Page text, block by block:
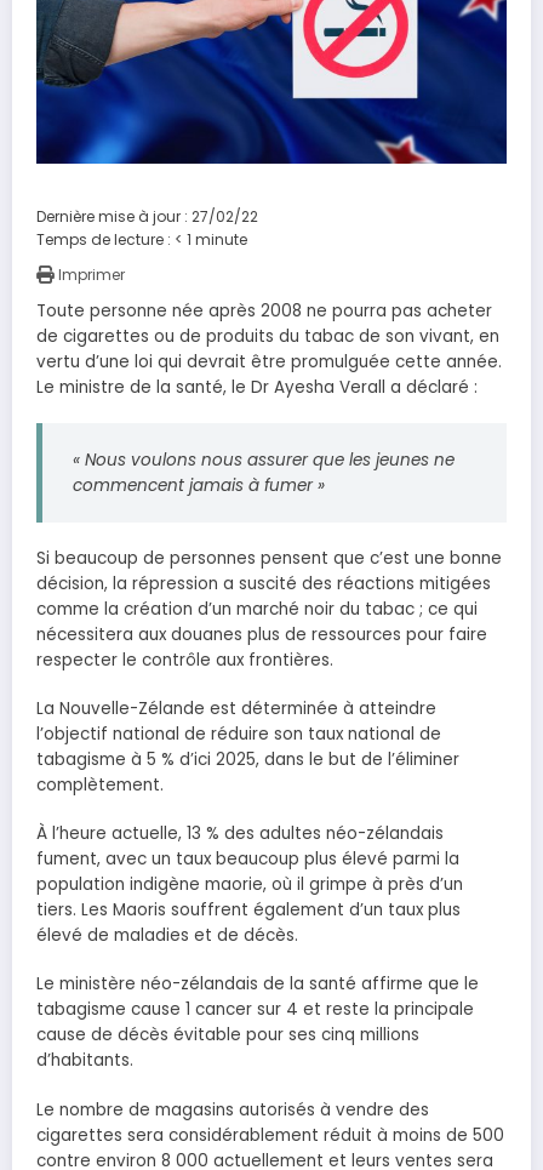
Dernière mise à jour : 27/02/22
Temps de lecture : < 1 minute
Imprimer
Toute personne née après 2008 ne pourra pas acheter
de cigarettes ou de produits du tabac de son vivant, en
vertu d’une loi qui devrait être promulguée cette année.
Le ministre de la santé, le Dr Ayesha Verall a déclaré :
« Nous voulons nous assurer que les jeunes ne
commencent jamais à fumer »
Si beaucoup de personnes pensent que c’est une bonne
décision, la répression a suscité des réactions mitigées
comme la création d’un marché noir du tabac ; ce qui
nécessitera aux douanes plus de ressources pour faire
respecter le contrôle aux frontières.
La Nouvelle-Zélande est déterminée à atteindre
l’objectif national de réduire son taux national de
tabagisme à 5 % d’ici 2025, dans le but de l’éliminer
complètement.
À l’heure actuelle, 13 % des adultes néo-zélandais
fument, avec un taux beaucoup plus élevé parmi la
population indigène maorie, où il grimpe à près d’un
tiers. Les Maoris souffrent également d’un taux plus
élevé de maladies et de décès.
Le ministère néo-zélandais de la santé affirme que le
tabagisme cause 1 cancer sur 4 et reste la principale
cause de décès évitable pour ses cinq millions
d’habitants.
Le nombre de magasins autorisés à vendre des
cigarettes sera considérablement réduit à moins de 500
contre environ 8 000 actuellement et leurs ventes sera